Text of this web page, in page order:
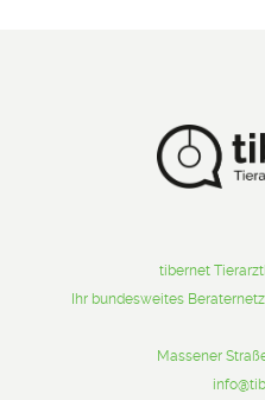
tibernet
Ihr bundesweites
Massener